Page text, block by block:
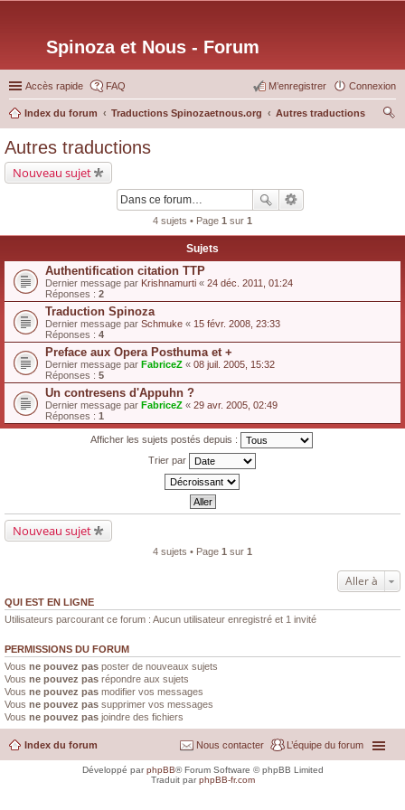
Spinoza et Nous - Forum
Accès rapide FAQ Connexion
M’enregistrer
Index du forum Traductions Spinozaetnous.org
Autres traductions
Autres traductions
Nouveau sujet
4 sujets • Page 1 sur 1
Sujets
Authentification citation TTP
Dernier message par Krishnamurti « 24 déc. 2011, 01:24
Réponses : 2
Traduction Spinoza
Dernier message par Schmuke « 15 févr. 2008, 23:33
Réponses : 4
Preface aux Opera Posthuma et +
Dernier message par FabriceZ « 08 juil. 2005, 15:32
Réponses : 5
Un contresens d'Appuhn ?
Dernier message par FabriceZ « 29 avr. 2005, 02:49
Réponses : 1
Afficher les sujets postés depuis :
Trier par
Nouveau sujet
4 sujets • Page 1 sur 1
Aller à
QUI EST EN LIGNE
Utilisateurs parcourant ce forum : Aucun utilisateur enregistré et 1 invité
PERMISSIONS DU FORUM
Vous ne pouvez pas poster de nouveaux sujets
Vous ne pouvez pas répondre aux sujets
Vous ne pouvez pas modifier vos messages
Vous ne pouvez pas supprimer vos messages
Vous ne pouvez pas joindre des fichiers
Index du forum L’équipe du forum
Nous contacter
Développé parphpBB® Forum Software © phpBB Limited
Traduit parphpBB-fr.com